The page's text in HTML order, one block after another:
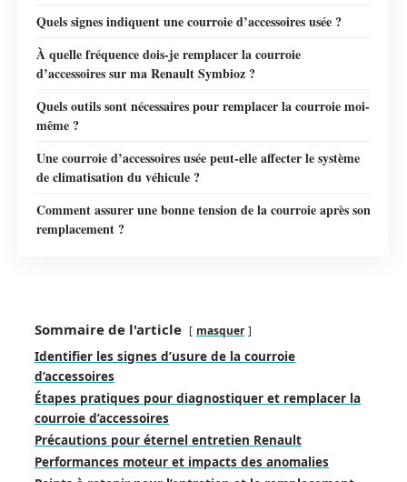
Quels signes indiquent une courroie d’accessoires usée ?
À quelle fréquence dois-je remplacer la courroie
d’accessoires sur ma Renault Symbioz ?
Quels outils sont nécessaires pour remplacer la courroie moi-
même ?
Une courroie d’accessoires usée peut-elle affecter le système
de climatisation du véhicule ?
Comment assurer une bonne tension de la courroie après son
remplacement ?
Sommaire de l'article masquer
Identifier les signes d’usure de la courroie
d’accessoires
Étapes pratiques pour diagnostiquer et remplacer la
courroie d’accessoires
Précautions pour éternel entretien Renault
Performances moteur et impacts des anomalies